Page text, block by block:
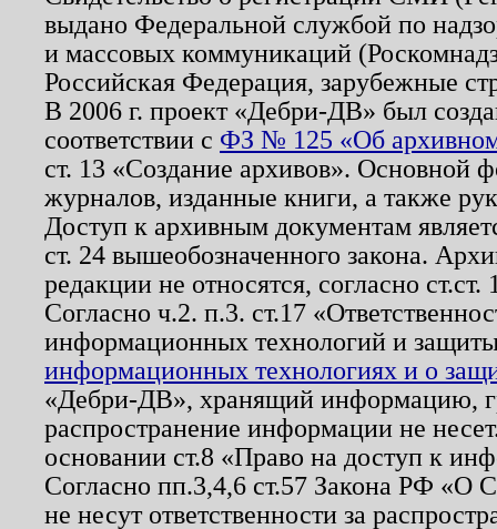
выдано Федеральной службой по
и массовых коммуникаций
Российская Федерация, зарубежные
В 2006 г. проект «Дебри-ДВ» был
соответствии с ФЗ № 125 «Об
ст. 13 «Создание архивов». Основной
журналов, изданные книги, а также
Доступ к архивным документам
ст. 24 вышеобозначенного закона.
редакции не относятся, согласно
Согласно ч.2. п.3. ст.17
информационных технологий и
информационных технологиях и о
«Дебри-ДВ», хранящий информацию,
распространение информации не
основании ст.8 «Право на доступ к
Согласно пп.3,4,6 ст.57 Закона РФ «О
не несут ответственности за